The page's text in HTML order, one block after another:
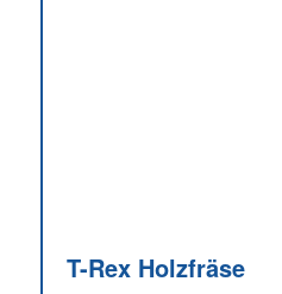
T-Rex Holzfräse